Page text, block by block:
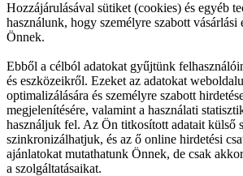
Hozzájárulásával sütiket (cookies) és egyéb
használunk, hogy személyre szabott
Önnek.
Ebből a célból adatokat gyűjtünk
és eszközeikről. Ezeket az adatokat
optimalizálására és személyre szabott
megjelenítésére, valamint a használati
használjuk fel. Az Ön titkosított adatait külső
szinkronizálhatjuk, és az ő online hirdetési
ajánlatokat mutathatunk Önnek, de csak
a szolgáltatásaikat.